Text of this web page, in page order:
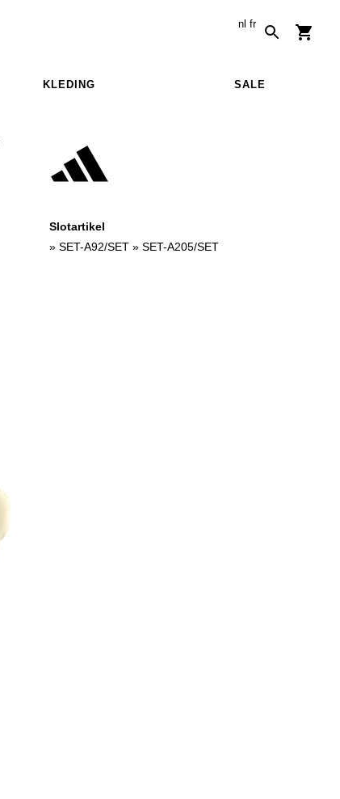
nl fr
KLEDING SALE
Slotartikel
» SET-A92/SET » SET-A205/SET